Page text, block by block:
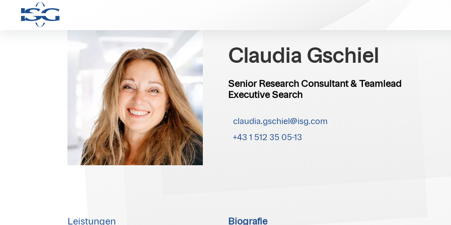
Claudia Gschiel
Senior Research Consultant & Teamlead
Executive Search
claudia.gschiel@isg.com
+43 1 512 35 05-13
Leistungen Biografie